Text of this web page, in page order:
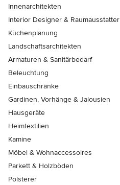
Innenarchitekten
Interior Designer & Raumausstatter
Küchenplanung
Landschaftsarchitekten
Armaturen & Sanitärbedarf
Beleuchtung
Einbauschränke
Gardinen, Vorhänge & Jalousien
Hausgeräte
Heimtextilien
Kamine
Möbel & Wohnaccessoires
Parkett & Holzböden
Polsterer